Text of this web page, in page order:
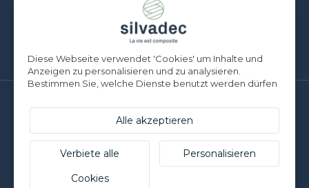
DOKUMENTATIONSQUELLEN
Silvadec Deutschland
Ludwig-Erhard-Straße 3
D-84069 Schierling | T. +49 9451 9443 500
Silvadec France
Parc d’Activités de l’Estuaire
F-56190 ARZAL | T. +33 (0)2 97 450 900
Diese Webseite verwendet 'Cookies' um Inhalte und
Anzeigen zu personalisieren und zu analysieren.
Bestimmen Sie, welche Dienste benutzt werden dürfen
Alle akzeptieren
Verbiete alle
Cookies
Personalisieren